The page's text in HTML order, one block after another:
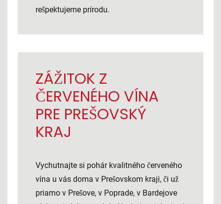
rešpektujeme prírodu.
ZÁŽITOK Z
ČERVENÉHO VÍNA
PRE PREŠOVSKÝ
KRAJ
Vychutnajte si pohár kvalitného červeného
vína u vás doma v Prešovskom kraji, či už
priamo v Prešove, v Poprade, v Bardejove